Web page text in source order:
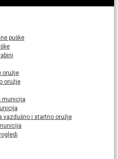
puške
oružje
oružje
municija
vazdušno i startno oružje